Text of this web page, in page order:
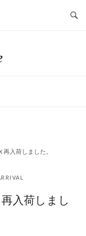
再入荷しました。
入荷しまし